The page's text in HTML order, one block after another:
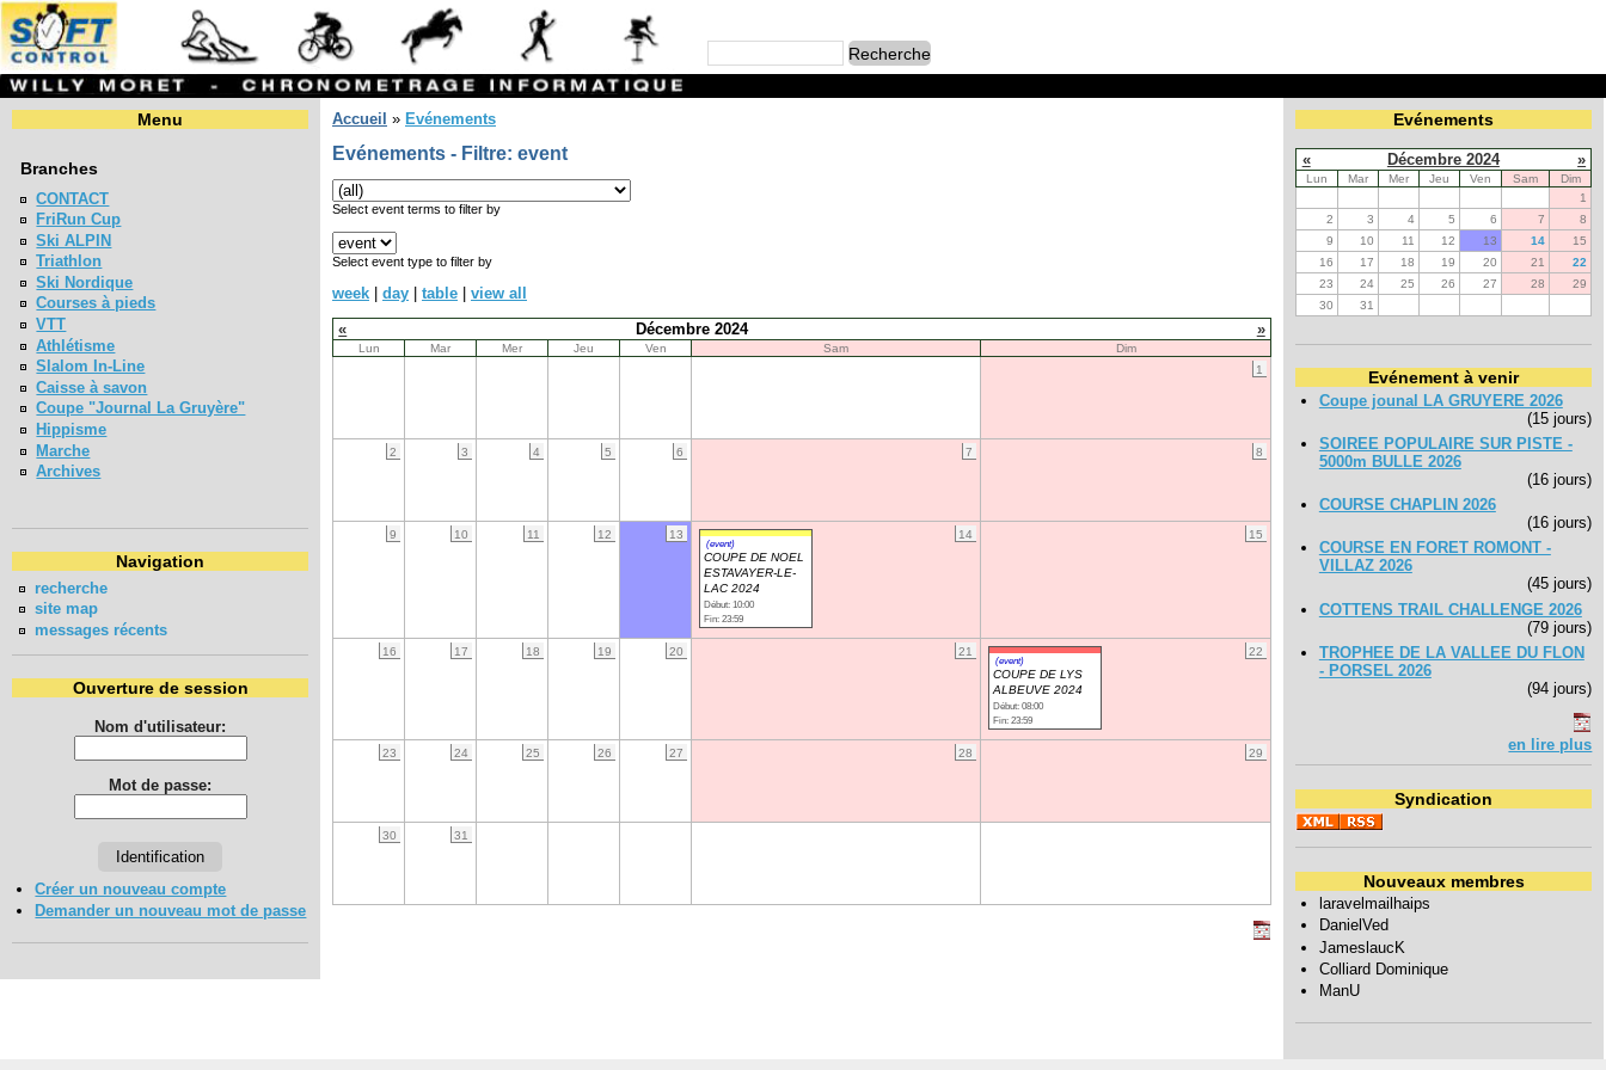
Menu
Branches
CONTACT
FriRun Cup
Ski ALPIN
Triathlon
Ski Nordique
Courses à pieds
VTT
Athlétisme
Slalom In-Line
Caisse à savon
Coupe "Journal La Gruyère"
Hippisme
Marche
Archives
Navigation
recherche
site map
messages récents
Ouverture de session
Nom d'utilisateur:
Mot de passe:
Créer un nouveau compte
Demander un nouveau mot de passe
Accueil » Evénements
Evénements - Filtre: event
Select event terms to filter by
Select event type to filter by
week day table
view all
«
Décembre 2024 »
Lun Mar Mer Jeu Ven Sam
Dim
1
2 3 4 5 6 7 8
9 10 11 12 13 14
(event)
COUPE DE NOEL
ESTAVAYER-LE-
LAC 2024
Début: 10:00
Fin: 23:59
15
16 17 18 19 20 21 22
(event)
COUPE DE LYS
ALBEUVE 2024
Début: 08:00
Fin: 23:59
23 24 25 26 27 28 29
30 31
Evénements
« Décembre 2024 »
Lun Mar Mer Jeu Ven Sam
Dim
1
2
3 4 5 6 7
8
9
10 11 12 13 14
15
16
17 18 19 20 21
22
23
24 25 26 27 28
29
30
31
Evénement à venir
Coupe jounal LA GRUYERE 2026
(15 jours)
SOIREE POPULAIRE SUR PISTE -
5000m BULLE 2026
(16 jours)
COURSE CHAPLIN 2026
(16 jours)
COURSE EN FORET ROMONT -
VILLAZ 2026
(45 jours)
COTTENS TRAIL CHALLENGE 2026
(79 jours)
TROPHEE DE LA VALLEE DU FLON
- PORSEL 2026
(94 jours)
en lire plus
Syndication
Nouveaux membres
laravelmailhaips
DanielVed
JameslaucK
Colliard Dominique
ManU